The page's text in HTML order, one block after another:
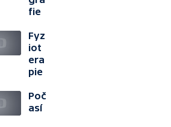
fie
Fyz
iot
era
pie
Poč
así